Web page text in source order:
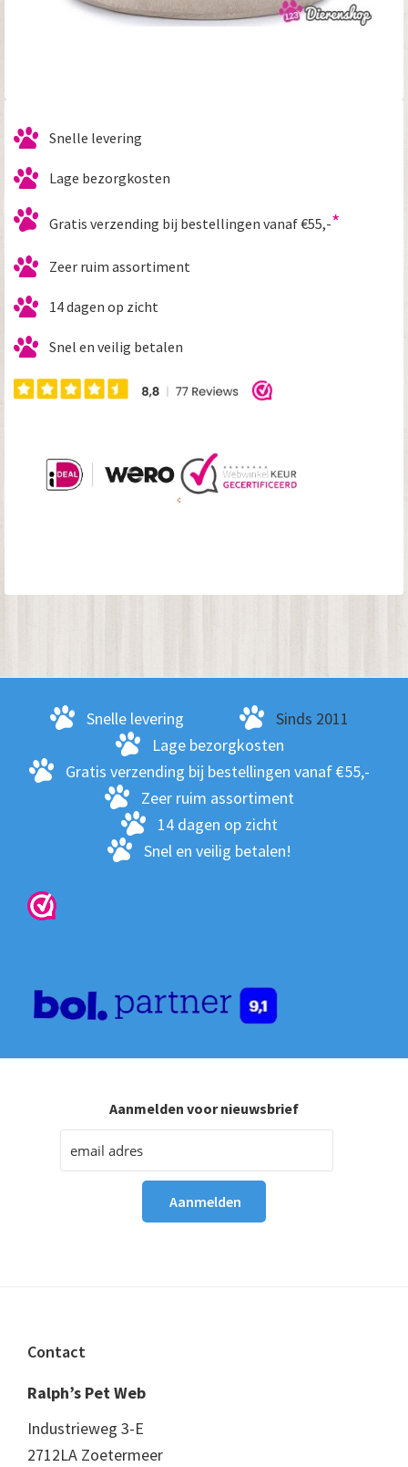
Primaire
Sidebar
Snelle levering
Lage bezorgkosten
Gratis verzending bij bestellingen vanaf €55,-*
Zeer ruim assortiment
14 dagen op zicht
Snel en veilig betalen
Snelle levering
Sinds 2011
Lage bezorgkosten
Gratis verzending bij bestellingen vanaf €55,-
Zeer ruim assortiment
14 dagen op zicht
Snel en veilig betalen!
Aanmelden voor nieuwsbrief
Footer
Contact
Ralph’s Pet Web
Industrieweg 3-E
2712LA Zoetermeer